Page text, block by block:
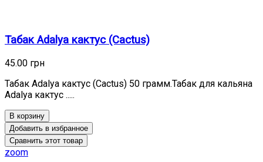
Табак Adalya кактус (Cactus)
45.00 грн
Табак Adalya кактус (Cactus) 50 грамм.Табак для кальяна
Adalya кактус .....
В корзину
Добавить в избранное
Сравнить этот товар
zoom